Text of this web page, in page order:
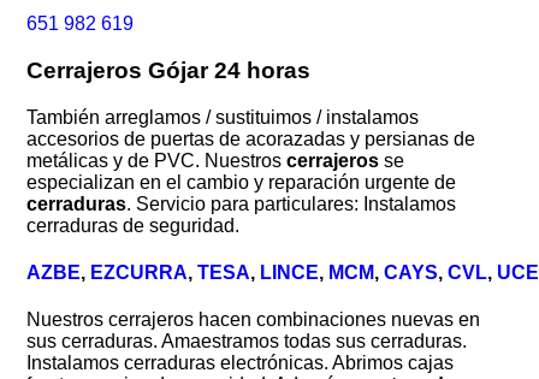
651 982 619
Cerrajeros Gójar 24 horas
También arreglamos / sustituimos / instalamos
accesorios de puertas de acorazadas y persianas de
metálicas y de PVC. Nuestroscerrajeros se
especializan en el cambio y reparación urgente de
cerraduras. Servicio para particulares: Instalamos
cerraduras de seguridad.
AZBE, EZCURRA,TESA, LINCE, MCM,CAYS,CVL, UCE
Nuestros cerrajeros hacen combinaciones nuevas en
sus cerraduras. Amaestramos todas sus cerraduras.
Instalamos cerraduras electrónicas. Abrimos cajas